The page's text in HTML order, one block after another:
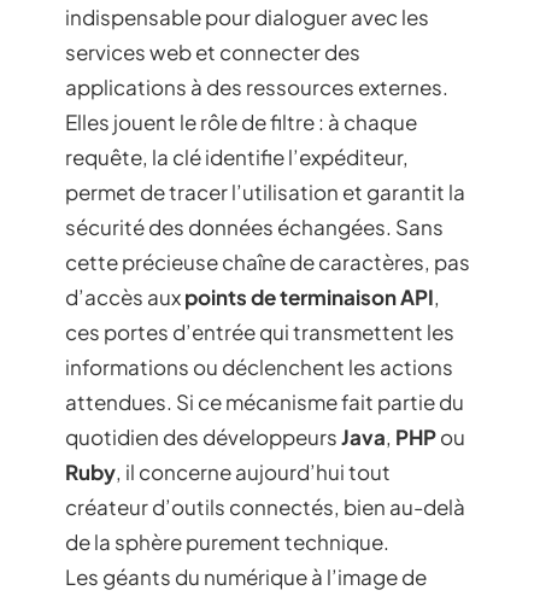
indispensable pour dialoguer avec les
services web et connecter des
applications à des ressources externes.
Elles jouent le rôle de filtre : à chaque
requête, la clé identifie l’expéditeur,
permet de tracer l’utilisation et garantit la
sécurité des données échangées. Sans
cette précieuse chaîne de caractères, pas
d’accès auxpoints de terminaison API,
ces portes d’entrée qui transmettent les
informations ou déclenchent les actions
attendues. Si ce mécanisme fait partie du
quotidien des développeursJava, PHPou
Ruby, il concerne aujourd’hui tout
créateur d’outils connectés, bien au-delà
de la sphère purement technique.
Les géants du numérique à l’image de